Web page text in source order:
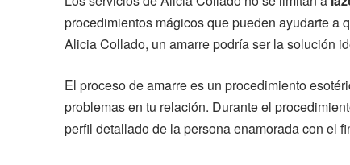
procedimientos mágicos que pueden ayudarte a
Alicia Collado, un amarre podría ser la solución
El proceso de amarre es un procedimiento
problemas en tu relación. Durante el
perfil detallado de la persona enamorada con el